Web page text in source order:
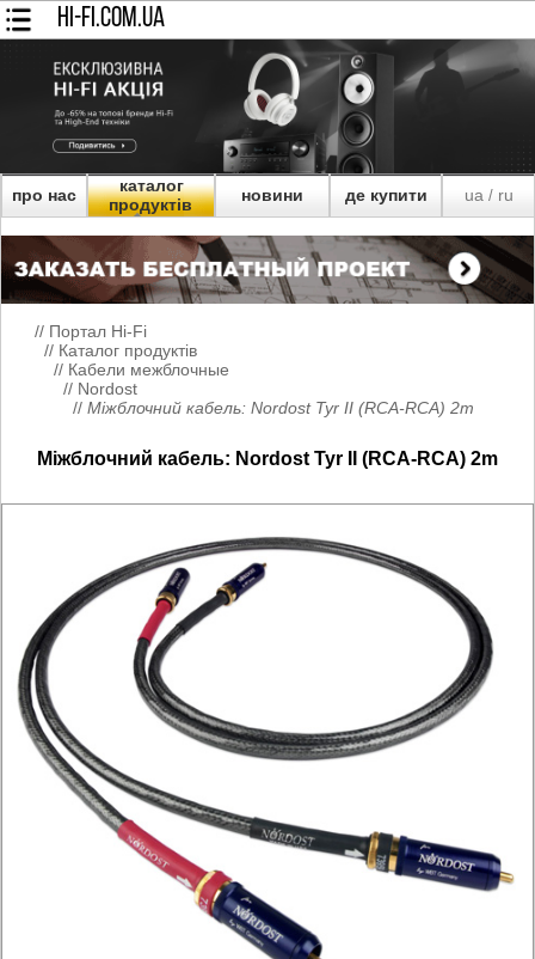
HI-FI.COM.UA
про нас
каталог
продуктів
новини де купити ua/ ru
// Портал Hi-Fi
// Каталог продуктів
// Кабели межблочные
// Nordost
// Міжблочний кабель: Nordost Tyr II (RCA-RCA) 2m
Міжблочний кабель: Nordost Tyr II (RCA-RCA) 2m